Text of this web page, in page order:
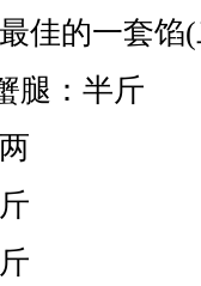
佳的一套馅
腿：半斤